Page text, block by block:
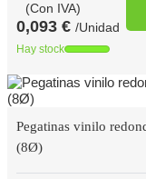
(Con IVA)
0,093 € /Unidad
Hay stock
Pegatinas vinilo
(8Ø)